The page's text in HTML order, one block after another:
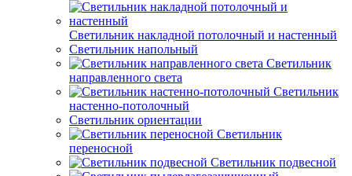
Светильник накладной потолочный и настенный
Светильник напольный
Светильник
направленного света
Светильник
настенно-потолочный
Светильник ориентации
Светильник
переносной
Светильник подвесной